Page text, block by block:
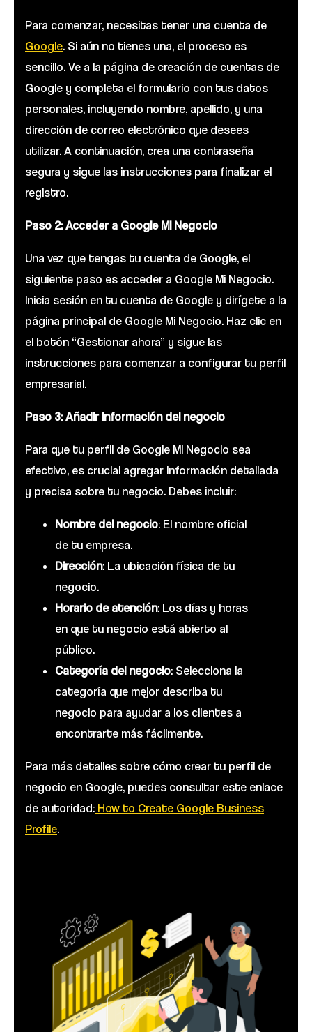
Para comenzar, necesitas tener una cuenta de
Google. Si aún no tienes una, el proceso es
sencillo. Ve a la página de creación de cuentas de
Google y completa el formulario con tus datos
personales, incluyendo nombre, apellido, y una
dirección de correo electrónico que desees
utilizar. A continuación, crea una contraseña
segura y sigue las instrucciones para finalizar el
registro.
Paso 2: Acceder a Google Mi Negocio
Una vez que tengas tu cuenta de Google, el
siguiente paso es acceder a Google Mi Negocio.
Inicia sesión en tu cuenta de Google y dirígete a la
página principal de Google Mi Negocio. Haz clic en
el botón “Gestionar ahora” y sigue las
instrucciones para comenzar a configurar tu perfil
empresarial.
Paso 3: Añadir información del negocio
Para que tu perfil de Google Mi Negocio sea
efectivo, es crucial agregar información detallada
y precisa sobre tu negocio. Debes incluir:
Nombre del negocio: El nombre oficial
de tu empresa.
Dirección: La ubicación física de tu
negocio.
Horario de atención: Los días y horas
en que tu negocio está abierto al
público.
Categoría del negocio: Selecciona la
categoría que mejor describa tu
negocio para ayudar a los clientes a
encontrarte más fácilmente.
Para más detalles sobre cómo crear tu perfil de
negocio en Google, puedes consultar este enlace
de autoridad: How to Create Google Business
Profile.